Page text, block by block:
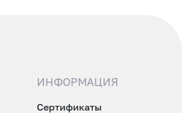
ИНФОРМАЦИЯ
Сертификаты